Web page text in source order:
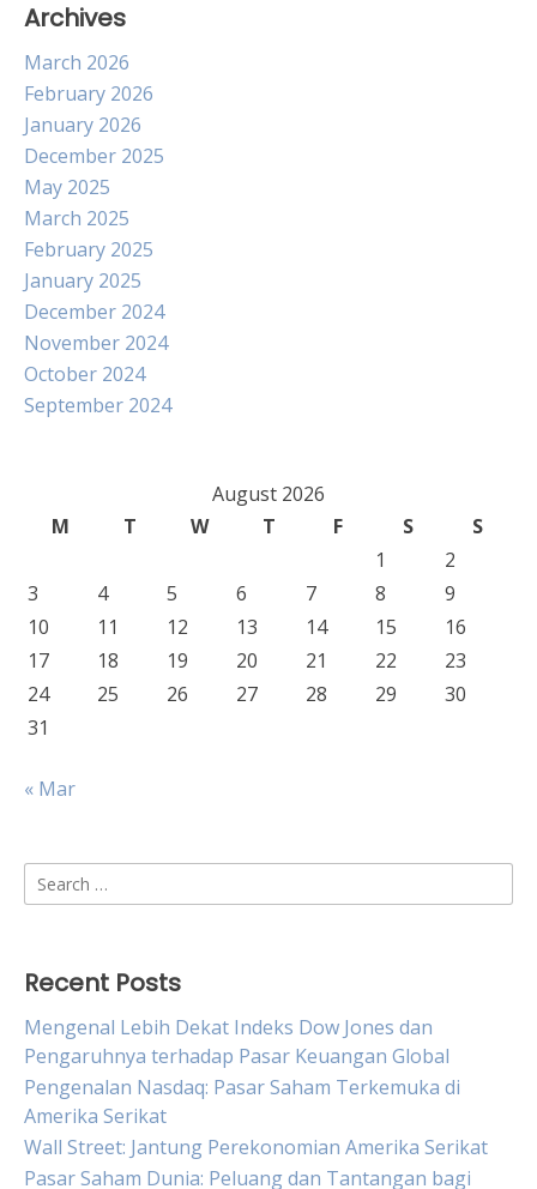
Archives
March 2026
February 2026
January 2026
December 2025
May 2025
March 2025
February 2025
January 2025
December 2024
November 2024
October 2024
September 2024
August 2026
M
T W T F S
S
1
2
3
4 5 6 7 8
9
10
11 12 13 14 15
16
17
18 19 20 21 22
23
24
25 26 27 28 29
30
31
« Mar
Search
for:
Recent Posts
Mengenal Lebih Dekat Indeks Dow Jones dan
Pengaruhnya terhadap Pasar Keuangan Global
Pengenalan Nasdaq: Pasar Saham Terkemuka di
Amerika Serikat
Wall Street: Jantung Perekonomian Amerika Serikat
Pasar Saham Dunia: Peluang dan Tantangan bagi